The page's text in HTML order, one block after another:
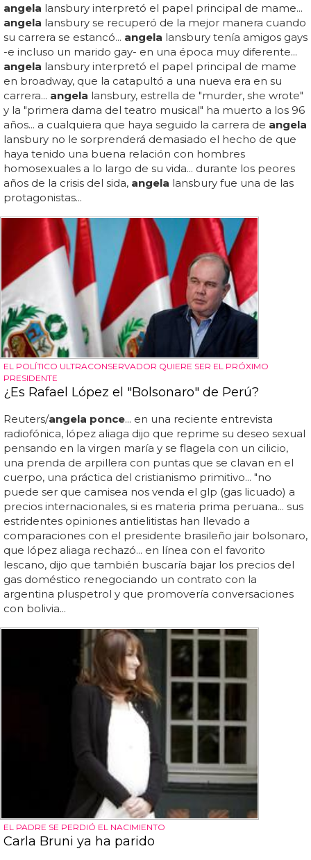
angela lansbury interpretó el papel principal de mame...
angela lansbury se recuperó de la mejor manera cuando
su carrera se estancó... angela lansbury tenía amigos gays
-e incluso un marido gay- en una época muy diferente...
angela lansbury interpretó el papel principal de mame
en broadway, que la catapultó a una nueva era en su
carrera... angela lansbury, estrella de "murder, she wrote"
y la "primera dama del teatro musical" ha muerto a los 96
años... a cualquiera que haya seguido la carrera de angela
lansbury no le sorprenderá demasiado el hecho de que
haya tenido una buena relación con hombres
homosexuales a lo largo de su vida... durante los peores
años de la crisis del sida, angela lansbury fue una de las
protagonistas...
EL POLÍTICO ULTRACONSERVADOR QUIERE SER EL PRÓXIMO
PRESIDENTE
¿Es Rafael López el "Bolsonaro" de Perú?
Reuters/angela ponce... en una reciente entrevista
radiofónica, lópez aliaga dijo que reprime su deseo sexual
pensando en la virgen maría y se flagela con un cilicio,
una prenda de arpillera con puntas que se clavan en el
cuerpo, una práctica del cristianismo primitivo... "no
puede ser que camisea nos venda el glp (gas licuado) a
precios internacionales, si es materia prima peruana... sus
estridentes opiniones antielitistas han llevado a
comparaciones con el presidente brasileño jair bolsonaro,
que lópez aliaga rechazó... en línea con el favorito
lescano, dijo que también buscaría bajar los precios del
gas doméstico renegociando un contrato con la
argentina pluspetrol y que promovería conversaciones
con bolivia...
EL PADRE SE PERDIÓ EL NACIMIENTO
Carla Bruni ya ha parido